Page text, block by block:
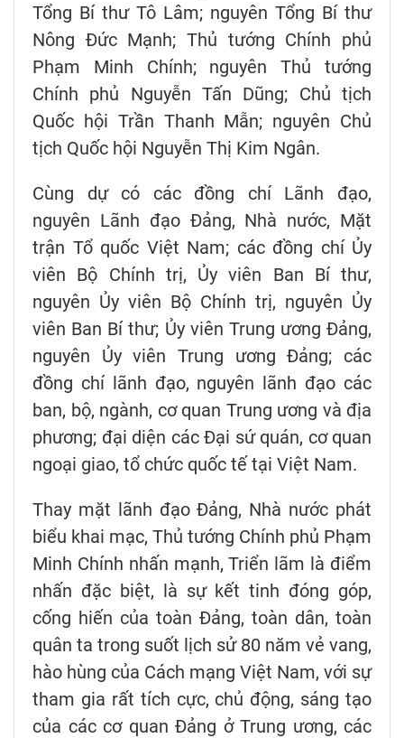
Tổng Bí thư Tô Lâm; nguyên Tổng Bí thư
Nông Đức Mạnh; Thủ tướng Chính phủ
Phạm Minh Chính; nguyên Thủ tướng
Chính phủ Nguyễn Tấn Dũng; Chủ tịch
Quốc hội Trần Thanh Mẫn; nguyên Chủ
tịch Quốc hội Nguyễn Thị Kim Ngân.
Cùng dự có các đồng chí Lãnh đạo,
nguyên Lãnh đạo Đảng, Nhà nước, Mặt
trận Tổ quốc Việt Nam; các đồng chí Ủy
viên Bộ Chính trị, Ủy viên Ban Bí thư,
nguyên Ủy viên Bộ Chính trị, nguyên Ủy
viên Ban Bí thư; Ủy viên Trung ương Đảng,
nguyên Ủy viên Trung ương Đảng; các
đồng chí lãnh đạo, nguyên lãnh đạo các
ban, bộ, ngành, cơ quan Trung ương và địa
phương; đại diện các Đại sứ quán, cơ quan
ngoại giao, tổ chức quốc tế tại Việt Nam.
Thay mặt lãnh đạo Đảng, Nhà nước phát
biểu khai mạc, Thủ tướng Chính phủ Phạm
Minh Chính nhấn mạnh, Triển lãm là điểm
nhấn đặc biệt, là sự kết tinh đóng góp,
cống hiến của toàn Đảng, toàn dân, toàn
quân ta trong suốt lịch sử 80 năm vẻ vang,
hào hùng của Cách mạng Việt Nam, với sự
tham gia rất tích cực, chủ động, sáng tạo
của các cơ quan Đảng ở Trung ương, các